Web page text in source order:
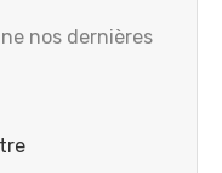
nos dernières